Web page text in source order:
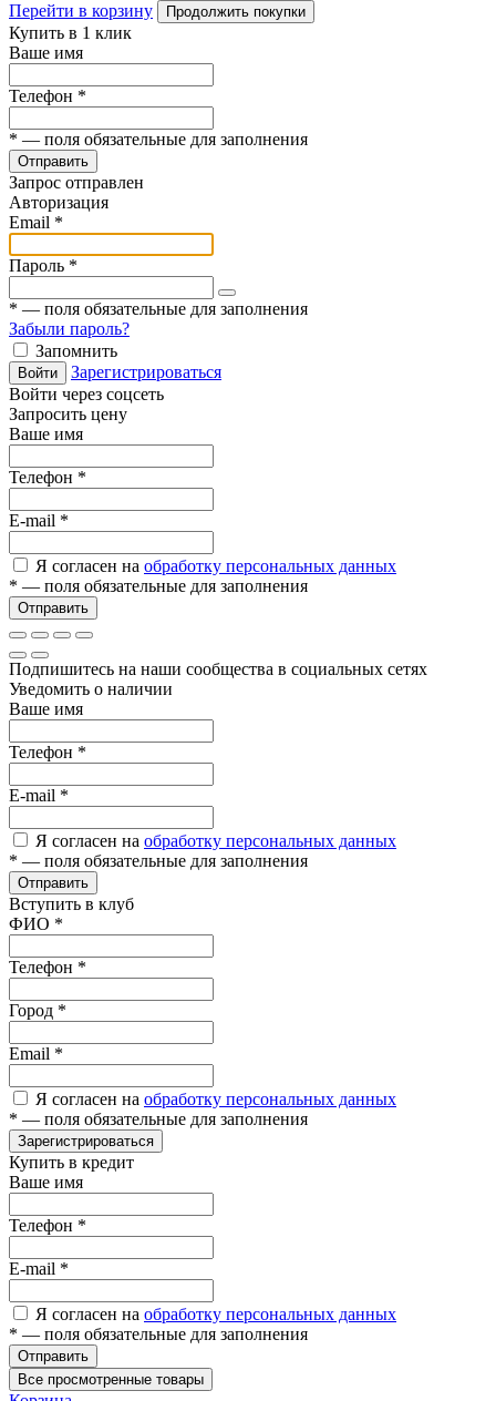
Перейти в корзину
Продолжить покупки
Купить в 1 клик
Ваше имя
Телефон *
* — поля обязательные для заполнения
Отправить
Запрос отправлен
Авторизация
Email *
Пароль *
* — поля обязательные для заполнения
Забыли пароль?
Запомнить
Войти
Зарегистрироваться
Войти через соцсеть
Запросить цену
Ваше имя
Телефон *
E-mail *
Я согласен на обработку персональных данных
* — поля обязательные для заполнения
Отправить
Подпишитесь на наши сообщества в социальных сетях
Уведомить о наличии
Ваше имя
Телефон *
E-mail *
Я согласен на обработку персональных данных
* — поля обязательные для заполнения
Отправить
Вступить в клуб
ФИО *
Телефон *
Город *
Email *
Я согласен на обработку персональных данных
* — поля обязательные для заполнения
Зарегистрироваться
Купить в кредит
Ваше имя
Телефон *
E-mail *
Я согласен на обработку персональных данных
* — поля обязательные для заполнения
Отправить
Все просмотренные товары